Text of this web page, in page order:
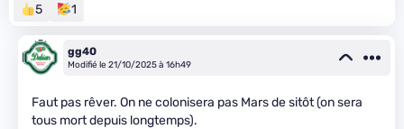
5 1
gg40
Modifié le 21/10/2025 à 16h49
Faut pas rêver. On ne colonisera pas Mars de sitôt (on sera
tous mort depuis longtemps).